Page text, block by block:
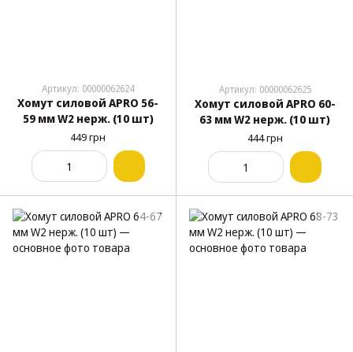
Артикул: 00000062624
Хомут силовой APRO 56-
59 мм W2 нерж. (10 шт)
449 грн
Артикул: 00000062625
Хомут силовой APRO 60-
63 мм W2 нерж. (10 шт)
444 грн